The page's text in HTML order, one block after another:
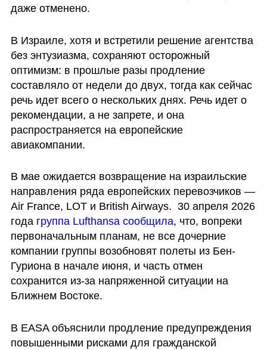
даже отменено.
В Израиле, хотя и встретили решение агентства
без энтузиазма, сохраняют осторожный
оптимизм: в прошлые разы продление
составляло от недели до двух, тогда как сейчас
речь идет всего о нескольких днях. Речь идет о
рекомендации, а не запрете, и она
распространяется на европейские
авиакомпании.
В мае ожидается возвращение на израильские
направления ряда европейских перевозчиков —
Air France, LOT и British Airways.  30 апреля 2026
года группа Lufthansa сообщила, что, вопреки
первоначальным планам, не все дочерние
компании группы возобновят полеты из Бен-
Гуриона в начале июня, и часть отмен
сохранится из-за напряженной ситуации на
Ближнем Востоке.
В EASA объяснили продление предупреждения
повышенными рисками для гражданской